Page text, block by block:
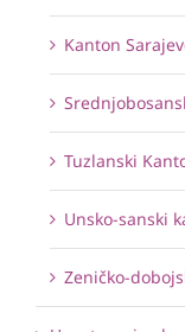
Kanton
Tuzlanski
Unsko-sanski
Zeničko-